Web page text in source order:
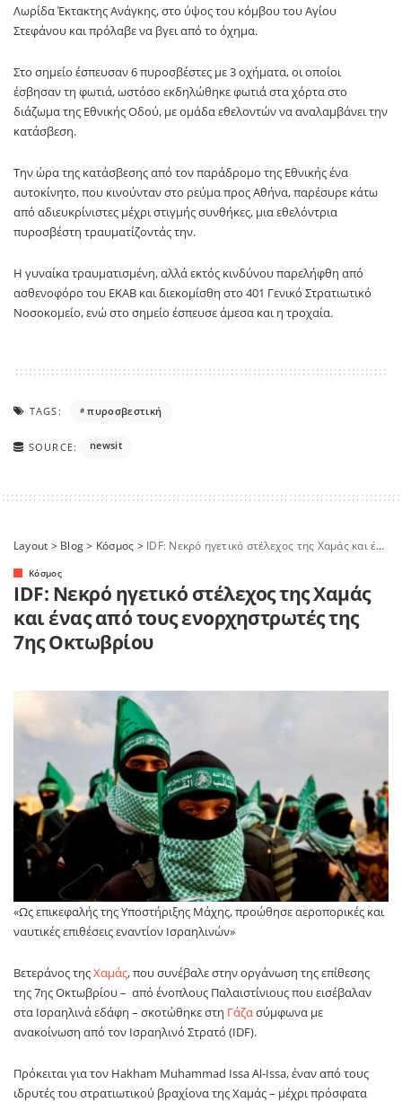
Λωρίδα Έκτακτης Ανάγκης, στο ύψος του κόμβου του Αγίου
Στεφάνου και πρόλαβε να βγει από το όχημα.
Στο σημείο έσπευσαν 6 πυροσβέστες με 3 οχήματα, οι οποίοι
έσβησαν τη φωτιά, ωστόσο εκδηλώθηκε φωτιά στα χόρτα στο
διάζωμα της Εθνικής Οδού, με ομάδα εθελοντών να αναλαμβάνει την
κατάσβεση.
Την ώρα της κατάσβεσης από τον παράδρομο της Εθνικής ένα
αυτοκίνητο, που κινούνταν στο ρεύμα προς Αθήνα, παρέσυρε κάτω
από αδιευκρίνιστες μέχρι στιγμής συνθήκες, μια εθελόντρια
πυροσβέστη τραυματίζοντάς την.
Η γυναίκα τραυματισμένη, αλλά εκτός κινδύνου παρελήφθη από
ασθενοφόρο του ΕΚΑΒ και διεκομίσθη στο 401 Γενικό Στρατιωτικό
Νοσοκομείο, ενώ στο σημείο έσπευσε άμεσα και η τροχαία.
TAGS: πυροσβεστική
SOURCE: newsit
Layout > Blog> Κόσμος > IDF: Νεκρό ηγετικό στέλεχος της Χαμάς και ένας από τους ενορχηστρωτές της 7ης Οκτωβρίου
Κόσμος
IDF: Νεκρό ηγετικό στέλεχος της Χαμάς
και ένας από τους ενορχηστρωτές της
7ης Οκτωβρίου
«Ως επικεφαλής της Υποστήριξης Μάχης, προώθησε αεροπορικές και
ναυτικές επιθέσεις εναντίον Ισραηλινών»
Βετεράνος τηςΧαμάς, που συνέβαλε στην οργάνωση της επίθεσης
της 7ης Οκτωβρίου – από ένοπλους Παλαιστίνιους που εισέβαλαν
στα Ισραηλινά εδάφη – σκοτώθηκε στη Γάζασύμφωνα με
ανακοίνωση από τον Ισραηλινό Στρατό (IDF).
Πρόκειται για τον Hakham Muhammad Issa Al-Issa, έναν από τους
ιδρυτές του στρατιωτικού βραχίονα της Χαμάς – μέχρι πρόσφατα